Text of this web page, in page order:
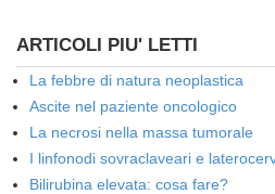
ARTICOLI PIU' LETTI
La febbre di natura neoplastica
Ascite nel paziente oncologico
La necrosi nella massa tumorale
I linfonodi sovraclaveari e
Bilirubina elevata: cosa fare?